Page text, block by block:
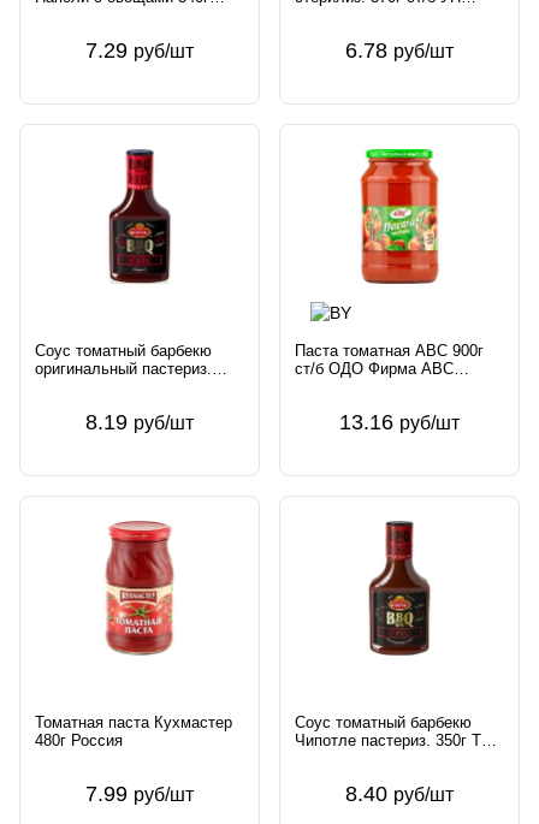
7.29 руб/шт 6.78 руб/шт
Соус томатный барбекю
оригинальный пастериз.
8.19 руб/шт
Паста томатная АВС 900г
ст/б ОДО Фирма АВС
13.16 руб/шт
Томатная паста Кухмастер
480г Россия
7.99 руб/шт
Соус томатный барбекю
Чипотле пастериз. 350г ТБА
8.40 руб/шт